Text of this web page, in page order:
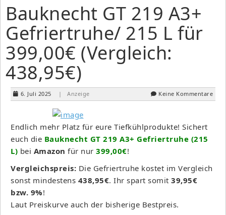
Bauknecht GT 219 A3+
Gefriertruhe/ 215 L für
399,00€ (Vergleich:
438,95€)
6. Juli 2025 | Anzeige Keine Kommentare
Endlich mehr Platz für eure Tiefkühlprodukte! Sichert
euch die Bauknecht GT 219 A3+ Gefriertruhe (215
L) bei Amazon für nur 399,00€!
Vergleichspreis: Die Gefriertruhe kostet im Vergleich
sonst mindestens 438,95€. Ihr spart somit 39,95€
bzw. 9%!
Laut Preiskurve auch der bisherige Bestpreis.